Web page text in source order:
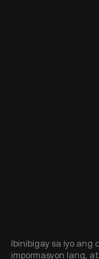
Ibinibigay sa iyo
impormasyon lang,